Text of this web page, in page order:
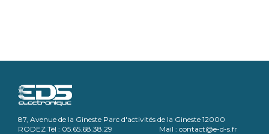
87, Avenue de la Gineste Parc d'activités de la Gineste 12000
RODEZ Tél : 05.65.68.38.29 Mail : contact@e-d-s.fr